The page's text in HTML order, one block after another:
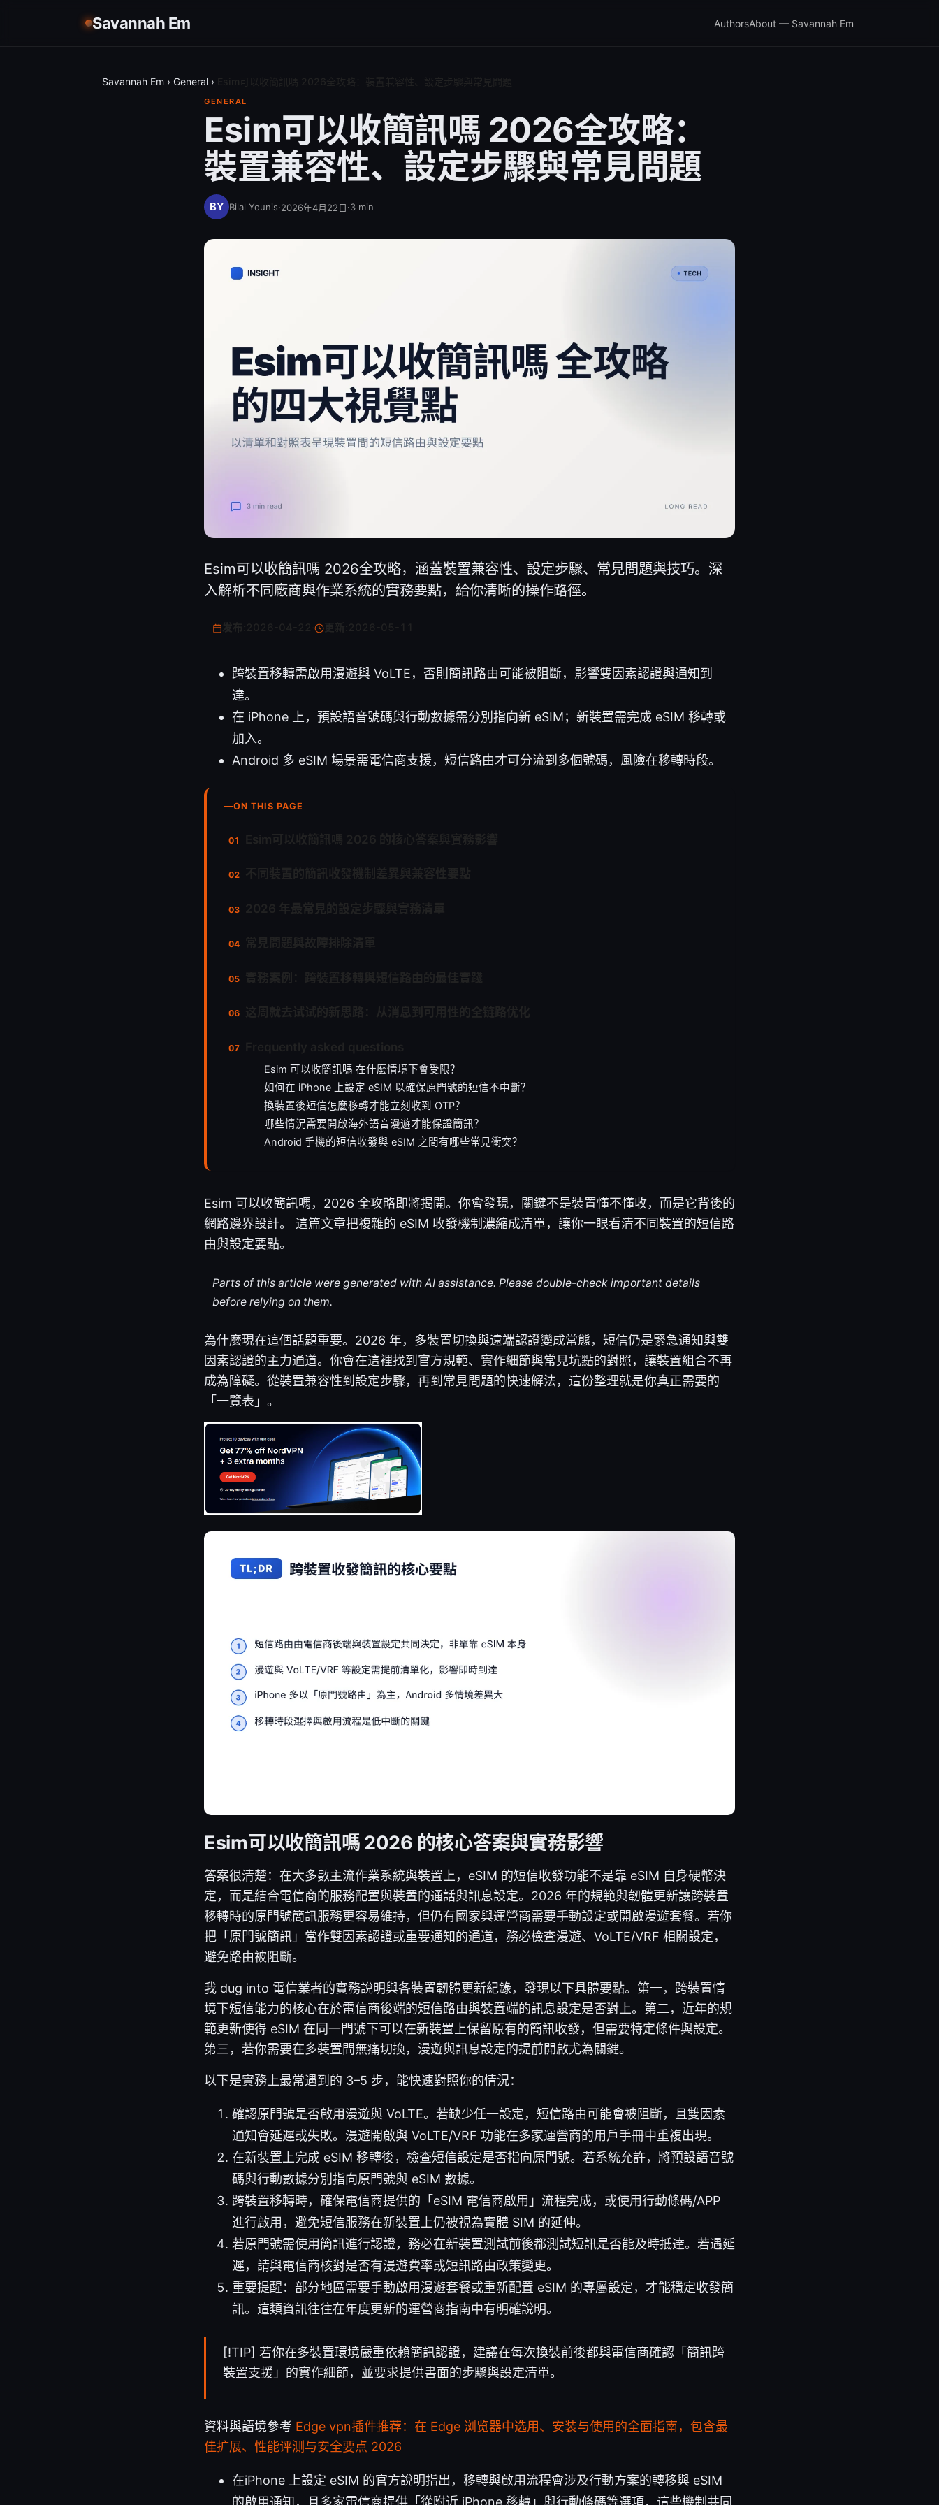
Savannah Em AuthorsAbout — Savannah Em
Savannah Em › General ›
GENERAL
Esim可以收簡訊嗎 2026全攻略：
裝置兼容性、設定步驟與常見問題
Bilal Younis·2026年4月22日·3 min
Esim可以收簡訊嗎 2026全攻略，涵蓋裝置兼容性、設定步驟、常見問題與技巧。深
入解析不同廠商與作業系統的實務要點，給你清晰的操作路徑。
更新:
跨裝置移轉需啟用漫遊與 VoLTE，否則簡訊路由可能被阻斷，影響雙因素認證與通知到
達。
在 iPhone 上，預設語音號碼與行動數據需分別指向新 eSIM；新裝置需完成 eSIM 移轉或
加入。
Android 多 eSIM 場景需電信商支援，短信路由才可分流到多個號碼，風險在移轉時段。
ON THIS PAGE
Esim 可以收簡訊嗎 在什麼情境下會受限？
如何在 iPhone 上設定 eSIM 以確保原門號的短信不中斷？
換裝置後短信怎麼移轉才能立刻收到 OTP？
哪些情況需要開啟海外語音漫遊才能保證簡訊？
Android 手機的短信收發與 eSIM 之間有哪些常見衝突？
Esim 可以收簡訊嗎，2026 全攻略即將揭開。你會發現，關鍵不是裝置懂不懂收，而是它背後的
網路邊界設計。 這篇文章把複雜的 eSIM 收發機制濃縮成清單，讓你一眼看清不同裝置的短信路
由與設定要點。
Parts of this article were generated with AI assistance. Please double-check important details
before relying on them.
為什麼現在這個話題重要。2026 年，多裝置切換與遠端認證變成常態，短信仍是緊急通知與雙
因素認證的主力通道。你會在這裡找到官方規範、實作細節與常見坑點的對照，讓裝置組合不再
成為障礙。從裝置兼容性到設定步驟，再到常見問題的快速解法，這份整理就是你真正需要的
「一覽表」。
Esim可以收簡訊嗎 2026 的核心答案與實務影響
答案很清楚：在大多數主流作業系統與裝置上，eSIM 的短信收發功能不是靠 eSIM 自身硬幣決
定，而是結合電信商的服務配置與裝置的通話與訊息設定。2026 年的規範與韌體更新讓跨裝置
移轉時的原門號簡訊服務更容易維持，但仍有國家與運營商需要手動設定或開啟漫遊套餐。若你
把「原門號簡訊」當作雙因素認證或重要通知的通道，務必檢查漫遊、VoLTE/VRF 相關設定，
避免路由被阻斷。
我 dug into 電信業者的實務說明與各裝置韌體更新紀錄，發現以下具體要點。第一，跨裝置情
境下短信能力的核心在於電信商後端的短信路由與裝置端的訊息設定是否對上。第二，近年的規
範更新使得 eSIM 在同一門號下可以在新裝置上保留原有的簡訊收發，但需要特定條件與設定。
第三，若你需要在多裝置間無痛切換，漫遊與訊息設定的提前開啟尤為關鍵。
以下是實務上最常遇到的 3–5 步，能快速對照你的情況：
確認原門號是否啟用漫遊與 VoLTE。若缺少任一設定，短信路由可能會被阻斷，且雙因素
通知會延遲或失敗。漫遊開啟與 VoLTE/VRF 功能在多家運營商的用戶手冊中重複出現。
在新裝置上完成 eSIM 移轉後，檢查短信設定是否指向原門號。若系統允許，將預設語音號
碼與行動數據分別指向原門號與 eSIM 數據。
跨裝置移轉時，確保電信商提供的「eSIM 電信商啟用」流程完成，或使用行動條碼/APP
進行啟用，避免短信服務在新裝置上仍被視為實體 SIM 的延伸。
若原門號需使用簡訊進行認證，務必在新裝置測試前後都測試短訊是否能及時抵達。若遇延
遲，請與電信商核對是否有漫遊費率或短訊路由政策變更。
重要提醒：部分地區需要手動啟用漫遊套餐或重新配置 eSIM 的專屬設定，才能穩定收發簡
訊。這類資訊往往在年度更新的運營商指南中有明確說明。
[!TIP] 若你在多裝置環境嚴重依賴簡訊認證，建議在每次換裝前後都與電信商確認「簡訊跨
裝置支援」的實作細節，並要求提供書面的步驟與設定清單。
資料與語境參考 Edge vpn插件推荐：在 Edge 浏览器中选用、安装与使用的全面指南，包含最
佳扩展、性能评测与安全要点 2026
在iPhone 上設定 eSIM 的官方說明指出，移轉與啟用流程會涉及行動方案的轉移與 eSIM
的啟用通知，且多家電信商提供「從附近 iPhone 移轉」與行動條碼等選項，這些機制共同